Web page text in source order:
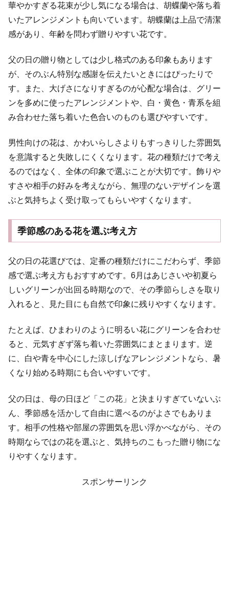
華やかすぎる花束が少し気になる場合は、胡蝶蘭や落ち着
いたアレンジメントも向いています。胡蝶蘭は上品で清潔
感があり、年齢を問わず贈りやすい花です。
父の日の贈り物としては少し格式のある印象もあります
が、そのぶん特別な感謝を伝えたいときにはぴったりで
す。また、大げさになりすぎるのが心配な場合は、グリー
ンを多めに使ったアレンジメントや、白・黄色・青系を組
み合わせた落ち着いた色合いのものも選びやすいです。
男性向けの花は、かわいらしさよりもすっきりした雰囲気
を意識すると失敗しにくくなります。花の種類だけで考え
るのではなく、全体の印象で選ぶことが大切です。飾りや
すさや相手の好みを考えながら、無理のないデザインを選
ぶと気持ちよく受け取ってもらいやすくなります。
季節感のある花を選ぶ考え方
父の日の花選びでは、定番の種類だけにこだわらず、季節
感で選ぶ考え方もおすすめです。6月はあじさいや初夏ら
しいグリーンが出回る時期なので、その季節らしさを取り
入れると、見た目にも自然で印象に残りやすくなります。
たとえば、ひまわりのように明るい花にグリーンを合わせ
ると、元気すぎず落ち着いた雰囲気にまとまります。逆
に、白や青を中心にした涼しげなアレンジメントなら、暑
くなり始める時期にも合いやすいです。
父の日は、母の日ほど「この花」と決まりすぎていないぶ
ん、季節感を活かして自由に選べるのがよさでもありま
す。相手の性格や部屋の雰囲気を思い浮かべながら、その
時期ならではの花を選ぶと、気持ちのこもった贈り物にな
りやすくなります。
スポンサーリンク